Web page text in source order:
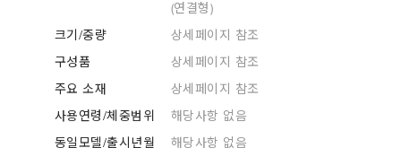
(연결형)
크기/중량
상세페이지 참조
구성품
상세페이지 참조
주요 소재
상세페이지 참조
사용연령/체중범위
해당사항 없음
동일모델/출시년월
해당사항 없음